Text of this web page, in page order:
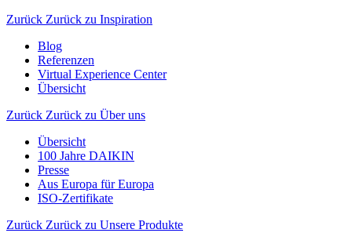
Zurück Zurück zu Inspiration
Blog
Referenzen
Virtual Experience Center
Übersicht
Zurück Zurück zu Über uns
Übersicht
100 Jahre DAIKIN
Presse
Aus Europa für Europa
ISO-Zertifikate
Zurück Zurück zu Unsere Produkte